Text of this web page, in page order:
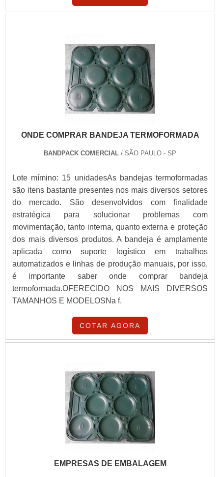
ONDE COMPRAR BANDEJA TERMOFORMADA
BANDPACK COMERCIAL / SÃO PAULO - SP
Lote mímino: 15 unidadesAs bandejas termoformadas
são itens bastante presentes nos mais diversos setores
do mercado. São desenvolvidos com finalidade
estratégica para solucionar problemas com
movimentação, tanto interna, quanto externa e proteção
dos mais diversos produtos. A bandeja é amplamente
aplicada como suporte logístico em trabalhos
automatizados e linhas de produção manuais, por isso,
é importante saber onde comprar bandeja
termoformada.OFERECIDO NOS MAIS DIVERSOS
TAMANHOS E MODELOSNa f.
COTAR AGORA
EMPRESAS DE EMBALAGEM